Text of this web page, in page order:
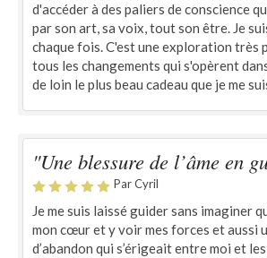
d'accéder à des paliers de conscience
par son art, sa voix, tout son être. Je
chaque fois. C'est une exploration très
tous les changements qui s'opèrent
de loin le plus beau cadeau que je me
"Une blessure de l’âme en
Par Cyril
Je me suis laissé guider sans imaginer
mon cœur et y voir mes forces et aussi
d’abandon qui s’érigeait entre moi et les